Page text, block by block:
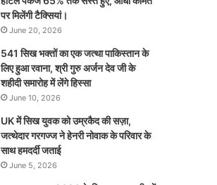
पर मिलेंगी टैक्सियां।
June 20, 2026
541 सिख भक्तों का एक जत्था पाकिस्तान के
लिए हुआ रवाना, श्री गुरु अर्जन देव जी के
शहीदी समारोह में लेंगे हिस्सा
June 10, 2026
UK में सिख युवक को उम्रकैद की सज़ा,
जत्थेदार गरगज्ज ने हेनरी नोवाक के परिवार के
साथ हमदर्दी जताई
June 5, 2026